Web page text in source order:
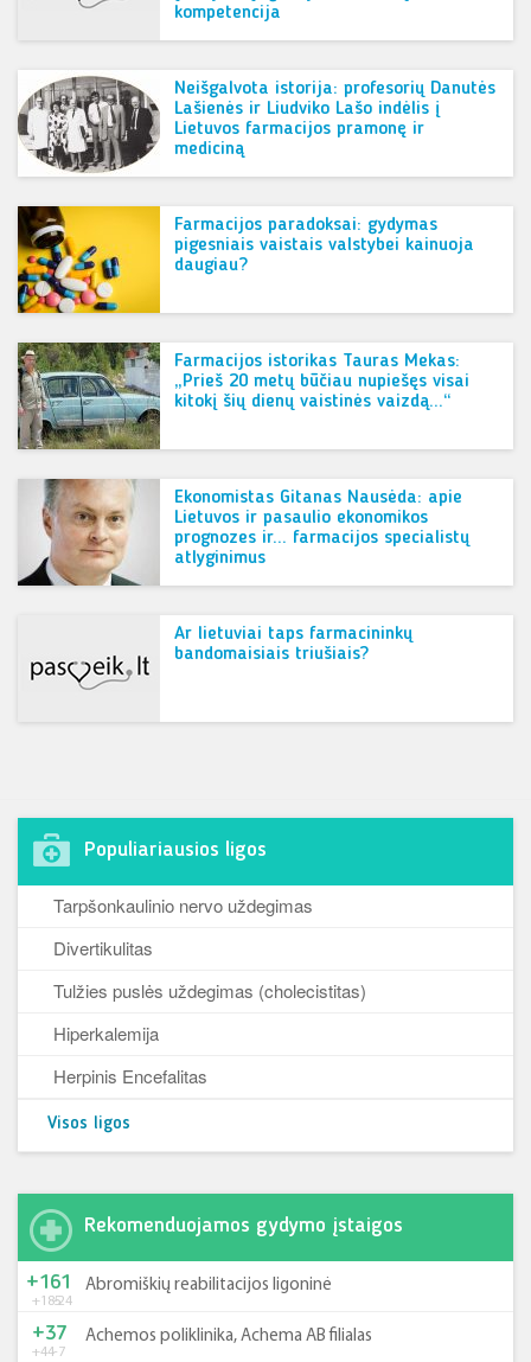
kompetencija
Neišgalvota istorija: profesorių Danutės
Lašienės ir Liudviko Lašo indėlis į
Lietuvos farmacijos pramonę ir
mediciną
Farmacijos paradoksai: gydymas
pigesniais vaistais valstybei kainuoja
daugiau?
Farmacijos istorikas Tauras Mekas:
„Prieš 20 metų būčiau nupiešęs visai
kitokį šių dienų vaistinės vaizdą…“
Ekonomistas Gitanas Nausėda: apie
Lietuvos ir pasaulio ekonomikos
prognozes ir… farmacijos specialistų
atlyginimus
Ar lietuviai taps farmacininkų
bandomaisiais triušiais?
Populiariausios ligos
Tarpšonkaulinio nervo uždegimas
Divertikulitas
Tulžies puslės uždegimas (cholecistitas)
Hiperkalemija
Herpinis Encefalitas
Visos ligos
Rekomenduojamos gydymo įstaigos
+185-24
+161 Abromiškių reabilitacijos ligoninė
+44-7
+37 Achemos poliklinika, Achema AB filialas